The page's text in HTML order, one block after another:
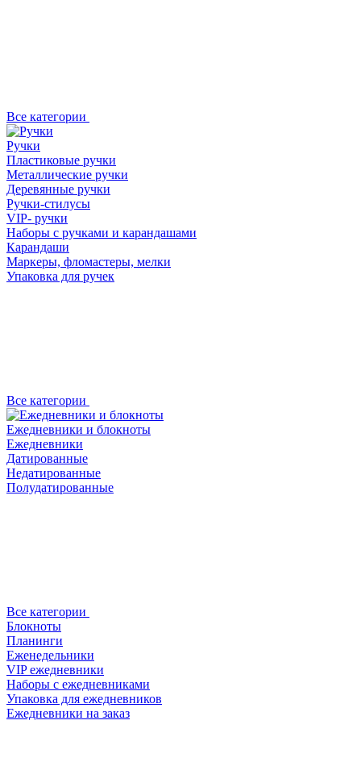
Все категории
Ручки
Пластиковые ручки
Металлические ручки
Деревянные ручки
Ручки-стилусы
VIP- ручки
Наборы с ручками и карандашами
Карандаши
Маркеры, фломастеры, мелки
Упаковка для ручек
Все категории
Ежедневники и блокноты
Ежедневники
Датированные
Недатированные
Полудатированные
Все категории
Блокноты
Планинги
Еженедельники
VIP ежедневники
Наборы с ежедневниками
Упаковка для ежедневников
Ежедневники на заказ